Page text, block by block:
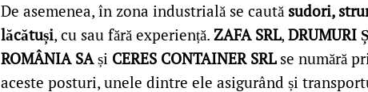
De asemenea, în zona industrială se caută sudori,
lăcătuși, cu sau fără experiență. ZAFA SRL, DRUMURI
ROMÂNIA SAși CERES CONTAINER SRLse numără
aceste posturi, unele dintre ele asigurând și